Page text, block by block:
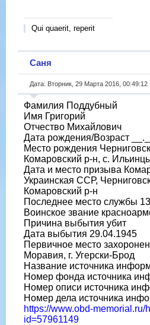
Qui quaerit, reperit
Саня
Дата: Вторник, 29 Марта 2016,
Фамилия Поддубный
Имя Григорий
Отчество Михайлович
Дата рождения/Возраст
Место рождения
Комаровский р-н, с.
Дата и место призыва
Украинская ССР,
Комаровский р-н
Последнее место службы
Воинское звание
Причина выбытия убит
Дата выбытия 29.04.1945
Первичное место
Моравия, г. Угерски-Брод
Название источника
Номер фонда источника
Номер описи источника
Номер дела источника
https://www.obd-memorial.ru/
id=57961149